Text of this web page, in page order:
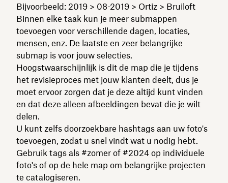
Bijvoorbeeld: 2019 > 08-2019 > Ortiz > Bruiloft
Binnen elke taak kun je meer submappen
toevoegen voor verschillende dagen, locaties,
mensen, enz. De laatste en zeer belangrijke
submap is voor jouw selecties.
Hoogstwaarschijnlijk is dit de map die je tijdens
het revisieproces met jouw klanten deelt, dus je
moet ervoor zorgen dat je deze altijd kunt vinden
en dat deze alleen afbeeldingen bevat die je wilt
delen.
U kunt zelfs doorzoekbare hashtags aan uw foto's
toevoegen, zodat u snel vindt wat u nodig hebt.
Gebruik tags als #zomer of #2024 op individuele
foto's of op de hele map om belangrijke projecten
te catalogiseren.